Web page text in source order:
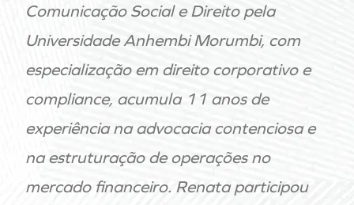
Comunicação Social e Direito pela
Universidade Anhembi Morumbi, com
especialização em direito corporativo e
compliance, acumula 11 anos de
experiência na advocacia contenciosa e
na estruturação de operações no
mercado financeiro. Renata participou